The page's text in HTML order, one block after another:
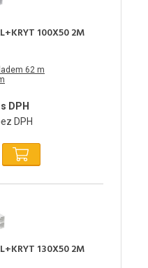
100X50 2M
62 m
DPH
DPH
130X50 2M